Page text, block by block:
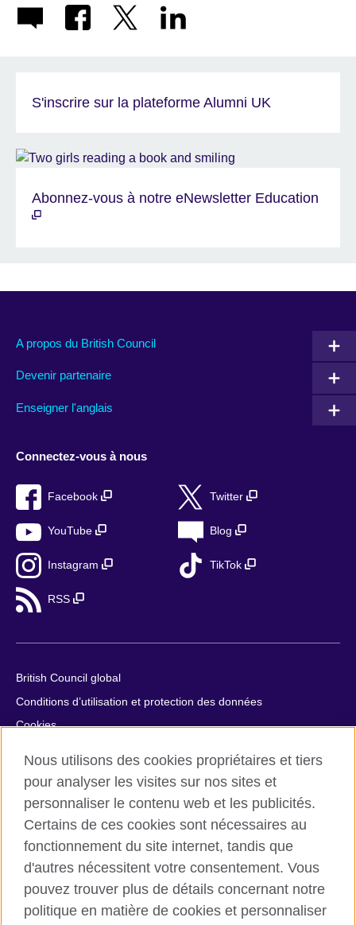
S'inscrire sur la plateforme Alumni UK
Abonnez-vous à notre eNewsletter Education
A propos du British Council
Devenir partenaire
Enseigner l'anglais
Connectez-vous à nous
Facebook Twitter
YouTube Blog
Instagram TikTok
RSS
British Council global
Conditions d’utilisation et protection des données
Cookies
© 2026 British Council
British Council in France société par actions simplifiée
unipersonnelle est une filiale du British Council, l’agence
internationale britannique dédiée aux domaines de l’éducation
et des relations culturelles. British Council in France société par
actions simplifiée unipersonnelle est une société inscrite en
France avec le numéro RCS Paris n° 847 719 473. Adresse :
Nous utilisons des cookies propriétaires et tiers
pour analyser les visites sur nos sites et
personnaliser le contenu web et les publicités.
Certains de ces cookies sont nécessaires au
fonctionnement du site internet, tandis que
d'autres nécessitent votre consentement. Vous
pouvez trouver plus de détails concernant notre
politique en matière de cookies et personnaliser